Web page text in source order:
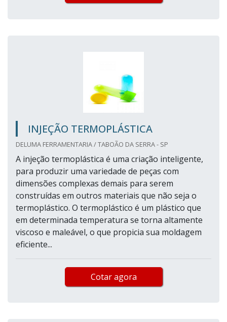
INJEÇÃO TERMOPLÁSTICA
DELUMA FERRAMENTARIA / TABOÃO DA SERRA - SP
A injeção termoplástica é uma criação inteligente,
para produzir uma variedade de peças com
dimensões complexas demais para serem
construídas em outros materiais que não seja o
termoplástico. O termoplástico é um plástico que
em determinada temperatura se torna altamente
viscoso e maleável, o que propicia sua moldagem
eficiente...
Cotar agora